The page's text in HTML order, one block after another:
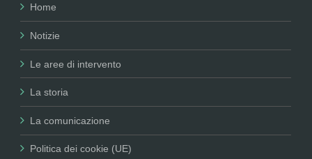
Home
Notizie
Le aree di intervento
La storia
La comunicazione
Politica dei cookie (UE)